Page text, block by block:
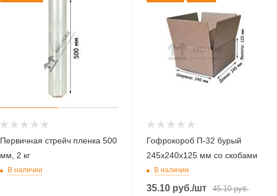
Первичная стрейч пленка 500
мм, 2 кг
В наличии
Гофрокороб П-32 бурый
245х240х125 мм со скобами
В наличии
35.10 руб./шт 45.10руб.